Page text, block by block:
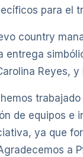
para el
country
entrega
Reyes,
de equipos e
ya que
a